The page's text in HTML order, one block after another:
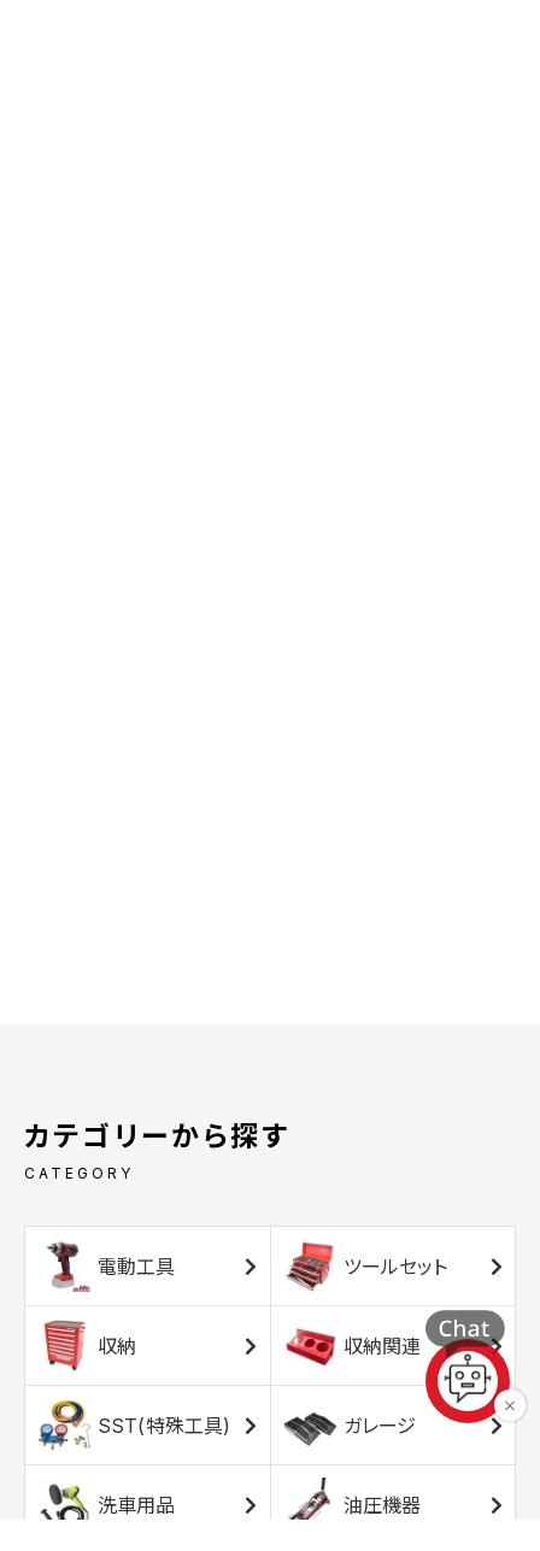
カテゴリーから探す
CATEGORY
電動工具 ツールセット
収納 収納関連
SST(特殊工具) ガレージ
洗車用品 油圧機器